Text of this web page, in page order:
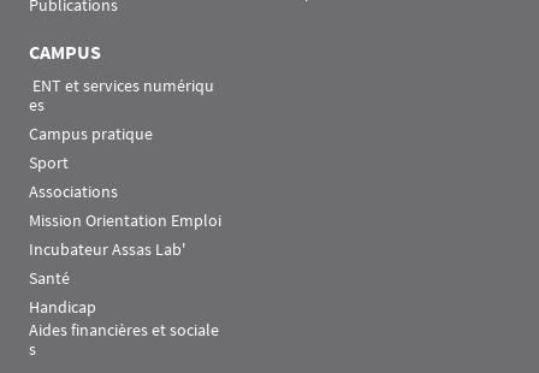
Publications
CAMPUS
es
Campus pratique
Sport
Associations
Mission Orientation Emploi
Incubateur Assas Lab'
Santé
Handicap
Aides financières et sociale
s